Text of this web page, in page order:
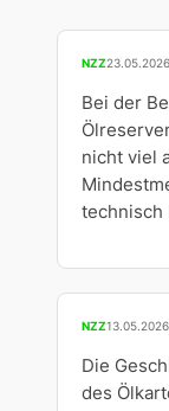
NZZ23.05.2026
Bei der
nicht viel
technisch
NZZ13.05.2026
Die
des